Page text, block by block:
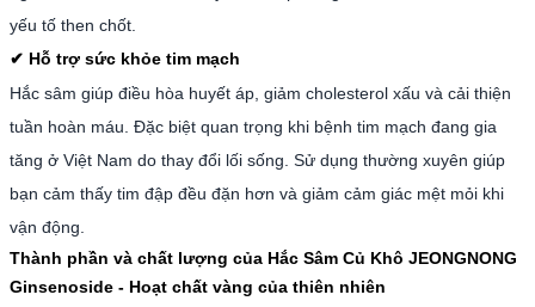
yếu tố then chốt.
✔ Hỗ trợ sức khỏe tim mạch
Hắc sâm giúp điều hòa huyết áp, giảm cholesterol xấu và cải thiện
tuần hoàn máu. Đặc biệt quan trọng khi bệnh tim mạch đang gia
tăng ở Việt Nam do thay đổi lối sống. Sử dụng thường xuyên giúp
bạn cảm thấy tim đập đều đặn hơn và giảm cảm giác mệt mỏi khi
vận động.
Thành phần và chất lượng của Hắc Sâm Củ Khô JEONGNONG
Ginsenoside - Hoạt chất vàng của thiên nhiên